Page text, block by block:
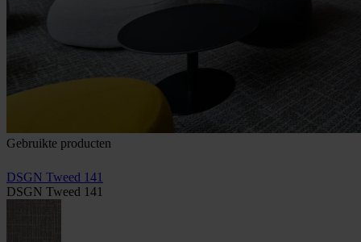
Gebruikte producten
DSGN Tweed 141
DSGN Tweed 141